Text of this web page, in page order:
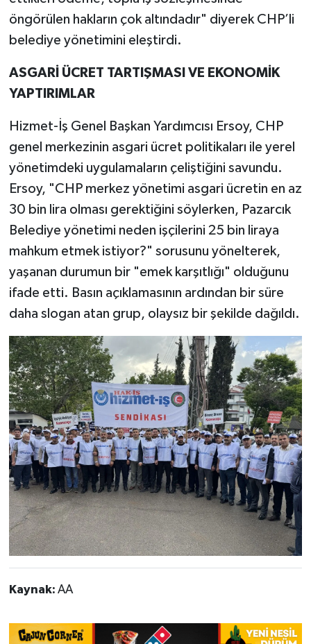
öngörülen hakların çok altındadır" diyerek CHP’li
belediye yönetimini eleştirdi.
ASGARİ ÜCRET TARTIŞMASI VE EKONOMİK
YAPTIRIMLAR
Hizmet-İş Genel Başkan Yardımcısı Ersoy, CHP
genel merkezinin asgari ücret politikaları ile yerel
yönetimdeki uygulamaların çeliştiğini savundu.
Ersoy, "CHP merkez yönetimi asgari ücretin en az
30 bin lira olması gerektiğini söylerken, Pazarcık
Belediye yönetimi neden işçilerini 25 bin liraya
mahkum etmek istiyor?" sorusunu yönelterek,
yaşanan durumun bir "emek karşıtlığı" olduğunu
ifade etti. Basın açıklamasının ardından bir süre
daha slogan atan grup, olaysız bir şekilde dağıldı.
Kaynak: AA